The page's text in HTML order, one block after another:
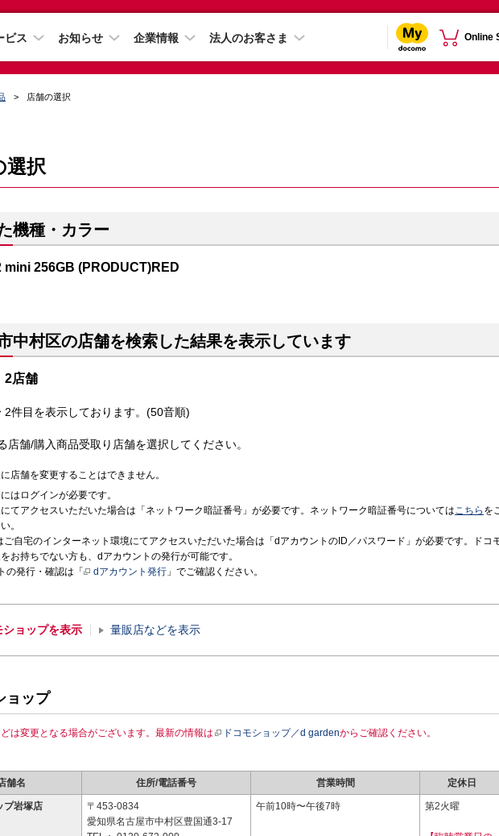
ビス お知らせ 企業情報 法人のお客さま Online
店舗の選択
選択
機種・カラー
mini 256GB (PRODUCT)RED
中村区の店舗を検索した結果を表示しています
2店舗
2件目を表示しております。(50音順)
店舗/購入商品受取り店舗を選択してください。
店舗を変更することはできません。
はログインが必要です。
にてアクセスいただいた場合は「ネットワーク暗証番号」が必要です。ネットワーク暗証番号についてはこちら を
。
ご自宅のインターネット環境にてアクセスいただいた場合は「dアカウントのID／パスワード」が必要です。ドコ
お持ちでない方も、dアカウントの発行が可能です。
の発行・確認は「
dアカウント発行 」でご確認ください。
ショップを表示 量販店などを表示
ョップ
は変更となる場合がございます。最新の情報は ドコモショップ／d gardenからご確認ください。
舗名 住所/電話番号 営業時間 定休日
プ岩塚店
〒453-0834
愛知県名古屋市中村区豊国通3-17
午前10時〜午後7時 第2火曜